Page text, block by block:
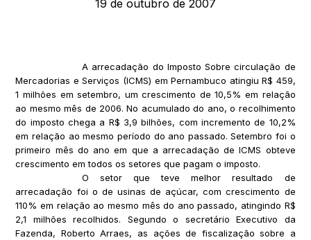
19 de outubro de 2007
A arrecadação do Imposto Sobre circulação de
Mercadorias e Serviços (ICMS) em Pernambuco atingiu R$ 459,
1 milhões em setembro, um crescimento de 10,5% em relação
ao mesmo mês de 2006. No acumulado do ano, o recolhimento
do imposto chega a R$ 3,9 bilhões, com incremento de 10,2%
em relação ao mesmo período do ano passado. Setembro foi o
primeiro mês do ano em que a arrecadação de ICMS obteve
crescimento em todos os setores que pagam o imposto.
O setor que teve melhor resultado de
arrecadação foi o de usinas de açúcar, com crescimento de
110% em relação ao mesmo mês do ano passado, atingindo R$
2,1 milhões recolhidos. Segundo o secretário Executivo da
Fazenda, Roberto Arraes, as ações de fiscalização sobre a